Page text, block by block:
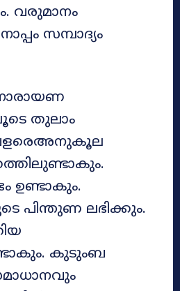
വരുമാനം
സമ്പാദ്യം
തുലാം
വളരെഅനുകൂല
ഉണ്ടാകും.
പിന്തുണ ലഭിക്കും.
കുടുംബ